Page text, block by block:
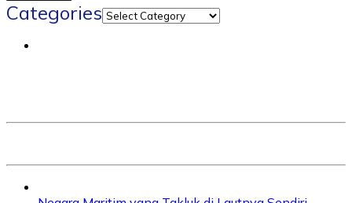
Categories